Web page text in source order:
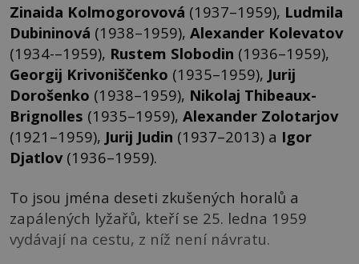
Zinaida Kolmogorovová (1937–1959), Ludmila
Dubininová (1938–1959), Alexander Kolevatov
(1934-–1959), Rustem Slobodin (1936–1959),
Georgij Krivoniščenko (1935–1959), Jurij
Dorošenko (1938–1959), Nikolaj Thibeaux-
Brignolles (1935–1959), Alexander Zolotarjov
(1921–1959), Jurij Judin (1937–2013) a Igor
Djatlov(1936–1959).
To jsou jména deseti zkušených horalů a
zapálených lyžařů, kteří se 25. ledna 1959
vydávají na cestu, z níž není návratu.